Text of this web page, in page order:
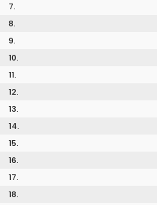
7.
8.
9.
10.
11.
12.
13.
14.
15.
16.
17.
18.